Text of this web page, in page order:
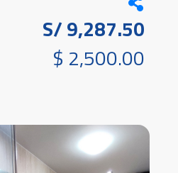
S/ 9,287.50
$ 2,500.00